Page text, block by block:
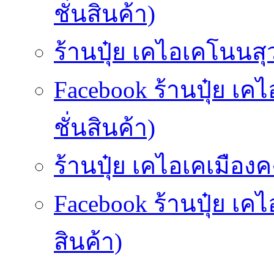
ชั่นสินค้า)
ร้านปุ๋ย เคไอเคโนน
Facebook ร้านปุ๋ย เ
ชั่นสินค้า)
ร้านปุ๋ย เคไอเคเมือง
Facebook ร้านปุ๋ย เ
สินค้า)